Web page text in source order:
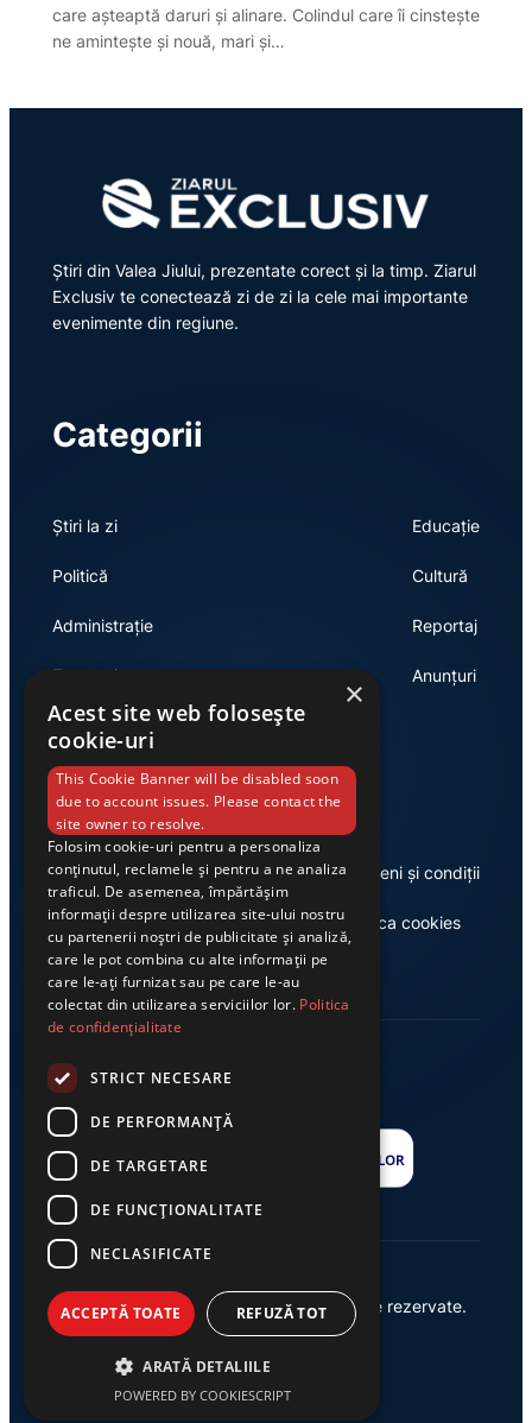
care așteaptă daruri și alinare. Colindul care îi cinstește
ne amintește și nouă, mari și…
Știri din Valea Jiului, prezentate corect și la timp. Ziarul
Exclusiv te conectează zi de zi la cele mai importante
evenimente din regiune.
Categorii
Știri la zi
Politică
Administrație
Economie
Educație
Cultură
Reportaj
Anunțuri
Link-uri utile
Despre noi
Casa de editură Exclusiv
Termeni și condiții
Politica cookies
© 2026 Ziarul Exclusiv – Toate drepturile rezervate.
Powered by {AW}
×
Acest site web folosește
cookie-uri
This Cookie Banner will be disabled soon
due to account issues. Please contact the
site owner to resolve.
Folosim cookie-uri pentru a personaliza
conținutul, reclamele și pentru a ne analiza
traficul. De asemenea, împărtășim
informații despre utilizarea site-ului nostru
cu partenerii noștri de publicitate și analiză,
care le pot combina cu alte informații pe
care le-ați furnizat sau pe care le-au
colectat din utilizarea serviciilor lor. Politica
de confidențialitate
STRICT NECESARE
DE PERFORMANȚĂ
DE TARGETARE
DE FUNCŢIONALITATE
NECLASIFICATE
ACCEPTĂ TOATE REFUZĂ TOT
ARATĂ DETALIILE
POWERED BY COOKIESCRIPT